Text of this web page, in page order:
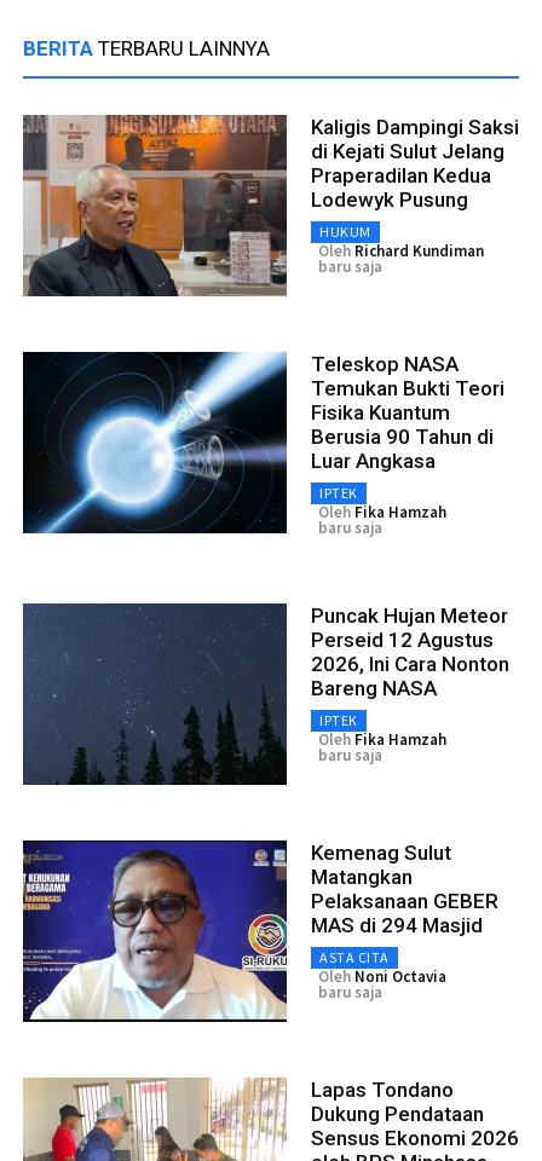
BERITA TERBARU LAINNYA
Kaligis Dampingi Saksi
di Kejati Sulut Jelang
Praperadilan Kedua
Lodewyk Pusung
HUKUM
Oleh Richard Kundiman
baru saja
Teleskop NASA
Temukan Bukti Teori
Fisika Kuantum
Berusia 90 Tahun di
Luar Angkasa
IPTEK
Oleh Fika Hamzah
baru saja
Puncak Hujan Meteor
Perseid 12 Agustus
2026, Ini Cara Nonton
Bareng NASA
IPTEK
Oleh Fika Hamzah
baru saja
Kemenag Sulut
Matangkan
Pelaksanaan GEBER
MAS di 294 Masjid
ASTA CITA
Oleh Noni Octavia
baru saja
Lapas Tondano
Dukung Pendataan
Sensus Ekonomi 2026